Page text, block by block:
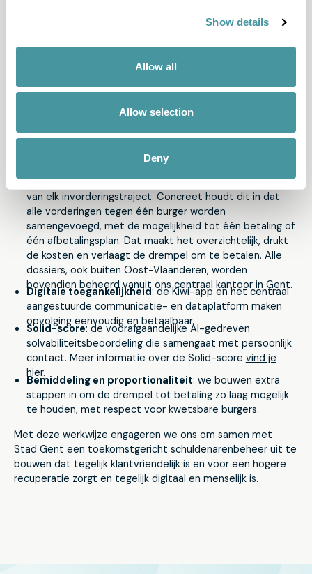
Show details
Allow all
Allow selection
Deny
preventie en schuldhulpverlening de steunpilaren zijn.
Bovendien stelt de stad vast dat een versnipperende
opvolging van opstaande vorderingen leidt tot hogere en
vermijdbare kosten, maar ook tot minder transparantie
voor de burger en de stad.
De Fair.Pay//Stad Gent-aanpak biedt daarop een antwoord:
Het concept “eenheid van dossier”is het fundament
van elk invorderingstraject. Concreet houdt dit in dat
alle vorderingen tegen één burger worden
samengevoegd, met de mogelijkheid tot één betaling of
één afbetalingsplan. Dat maakt het overzichtelijk, drukt
de kosten en verlaagt de drempel om te betalen. Alle
dossiers, ook buiten Oost-Vlaanderen, worden
bovendien beheerd vanuit ons centraal kantoor in Gent.
Digitale toegankelijkheid: deKiwi-app en het centraal
aangestuurde communicatie- en dataplatform maken
opvolging eenvoudig en betaalbaar.
Solid-score: de voorafgaandelijke AI-gedreven
solvabiliteitsbeoordeling die samengaat met persoonlijk
contact. Meer informatie over de Solid-score vind je
hier.
Bemiddeling en proportionaliteit: we bouwen extra
stappen in om de drempel tot betaling zo laag mogelijk
te houden, met respect voor kwetsbare burgers.
Met deze werkwijze engageren we ons om samen met
Stad Gent een toekomstgericht schuldenarenbeheer uit te
bouwen dat tegelijk klantvriendelijk is en voor een hogere
recuperatie zorgt en tegelijk digitaal en menselijk is.